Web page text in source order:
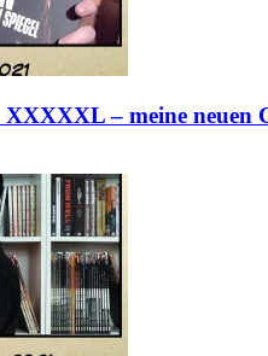
– meine neuen